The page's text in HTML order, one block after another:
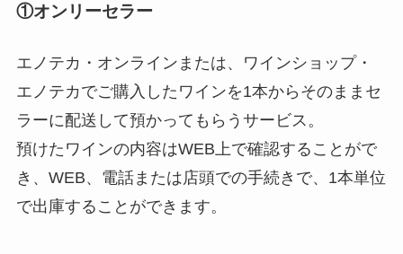
①オンリーセラー
エノテカ・オンラインまたは、ワインショップ・
エノテカでご購入したワインを1本からそのままセ
ラーに配送して預かってもらうサービス。
預けたワインの内容はWEB上で確認することがで
き、WEB、電話または店頭での手続きで、1本単位
で出庫することができます。